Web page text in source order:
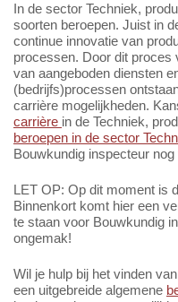
In de sector Techniek,
soorten beroepen. Juist in
continue innovatie van
processen. Door dit proces
van aangeboden diensten
(bedrijfs)processen
carrière mogelijkheden.
carrière in de Techniek,
beroepen in de sector
Bouwkundig inspecteur
LET OP: Op dit moment is
Binnenkort komt hier een
te staan voor Bouwkundig
ongemak!
Wil je hulp bij het vinden
een uitgebreide algemene